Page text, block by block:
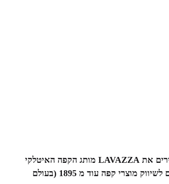
. כולנו מכירים את LAVAZZA מותג הקפה האיטלקי
החזק (50% נתח שוק) והמוביל בעולם LAVAZZA זוהי החברה הגדולה בעולם לשיווק מוצרי קפה עוד מ 1895 (בעולם